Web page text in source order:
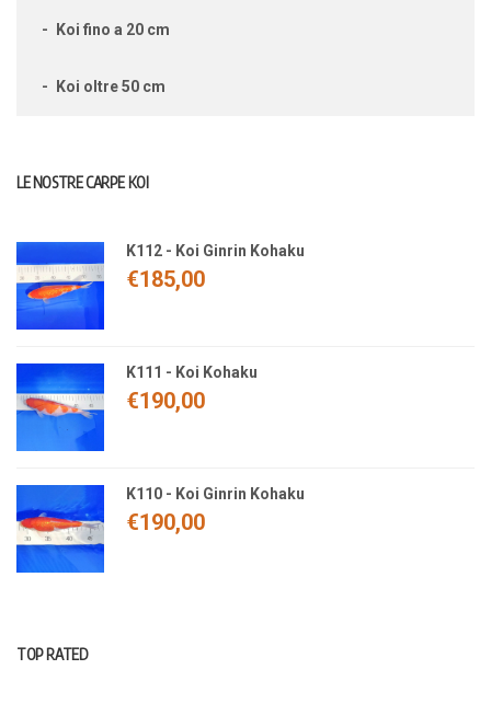
Koi fino a 20 cm
Koi oltre 50 cm
LE NOSTRE CARPE KOI
K112 - Koi Ginrin Kohaku
€185,00
K111 - Koi Kohaku
€190,00
K110 - Koi Ginrin Kohaku
€190,00
TOP RATED